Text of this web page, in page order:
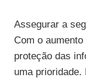
Assegurar a
Com o
proteção das
uma